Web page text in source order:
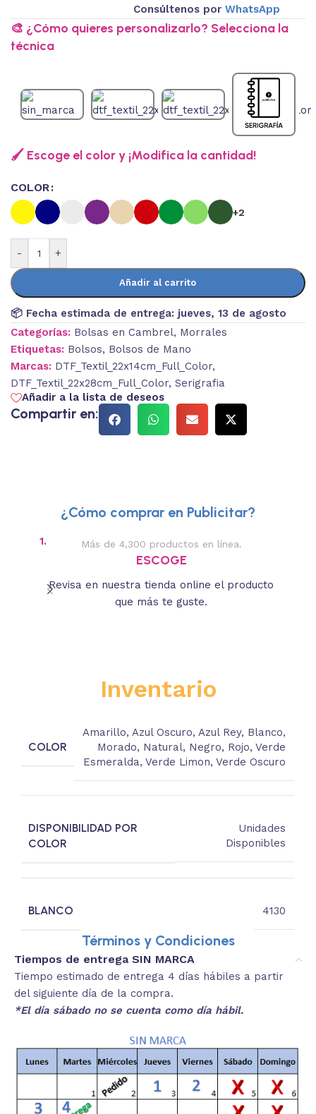
Consúltenos porWhatsApp
🎨 ¿Cómo quieres personalizarlo? Selecciona la
técnica
🖌️ Escoge el color y ¡Modifica la cantidad!
COLOR
+2
- +
Añadir al carrito
📦 Fecha estimada de entrega: jueves, 13 de agosto
Categorías: Bolsas en Cambrel, Morrales
Etiquetas: Bolsos, Bolsos de Mano
Marcas: DTF_Textil_22x14cm_Full_Color,
DTF_Textil_22x28cm_Full_Color, Serigrafia
Añadir a la lista de deseos
Compartir en:
¿Cómo comprar en Publicitar?
1. Más de 4,300 productos en línea.
ESCOGE
Revisa en nuestra tienda online el producto
que más te guste.
Inventario
COLOR
Amarillo, Azul Oscuro, Azul Rey, Blanco,
Morado, Natural, Negro, Rojo,Verde
Esmeralda,Verde Limon,Verde Oscuro
DISPONIBILIDAD POR
COLOR
Unidades
Disponibles
BLANCO 4130
Términos y Condiciones
Tiempos de entrega SIN MARCA
Tiempo estimado de entrega 4 días hábiles a partir
del siguiente día de la compra.
*El día sábado no se cuenta como día hábil.